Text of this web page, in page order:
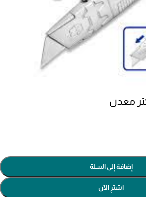
إضافة إلى السلة
اشترِ الآن